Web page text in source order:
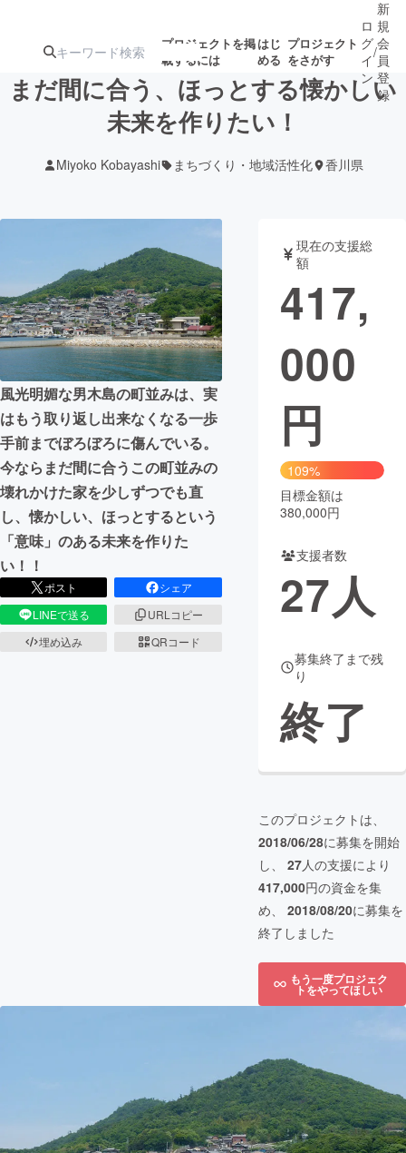
プロジェクトを掲
載するには
はじ
める
プロジェクト
をさがす
ジェクト
ターン
ジェクト
募集終了が近いプ
ロジェクト
もうすぐ公開
されます
音楽
テクノロジー・ガジェット ゲーム・サ
映像・映画
ビジネス・起業
まちづくり・地域活性化
CAMPFIRE for Social Good
CAMPFIRE Creation
CAMPFIREふるさと納税machi-ya コミュニティ
ロ
グ
イ
ン
/
新
規
会
員
登
録
まだ間に合う、ほっとする懐かしい
未来を作りたい！
Miyoko Kobayashi まちづくり・地域活性化 香川県
風光明媚な男木島の町並みは、実
はもう取り返し出来なくなる一歩
手前までぼろぼろに傷んでいる。
今ならまだ間に合うこの町並みの
壊れかけた家を少しずつでも直
し、懐かしい、ほっとするという
「意味」のある未来を作りた
い！！
ポスト
シェア
LINEで送る
URLコピー
埋め込み
QRコード
現在の支援総
額
417,
000
円
109%
目標金額は
380,000円
支援者数
27人
募集終了まで残
り
終了
このプロジェクトは、
2018/06/28に募集を開始
し、 27人の支援により
417,000円の資金を集
め、 2018/08/20に募集を
終了しました
もう一度プロジェク
トをやってほしい